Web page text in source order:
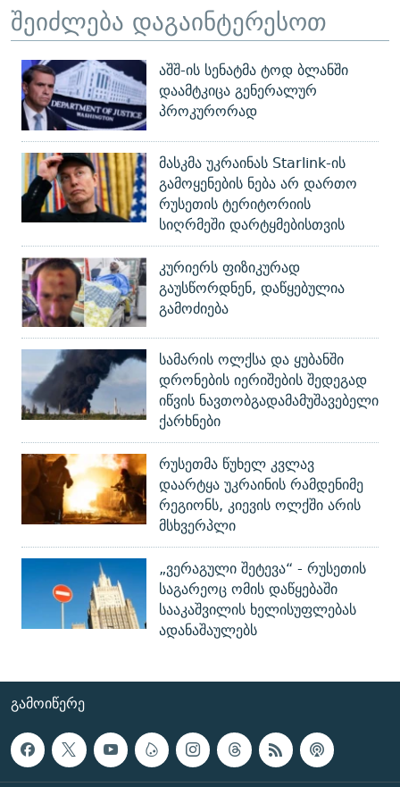
შეიძლება დაგაინტერესოთ
აშშ-ის სენატმა ტოდ ბლანში
დაამტკიცა გენერალურ
პროკურორად
მასკმა უკრაინას Starlink-ის
გამოყენების ნება არ დართო
რუსეთის ტერიტორიის
სიღრმეში დარტყმებისთვის
კურიერს ფიზიკურად
გაუსწორდნენ, დაწყებულია
გამოძიება
სამარის ოლქსა და ყუბანში
დრონების იერიშების შედეგად
იწვის ნავთობგადამამუშავებელი
ქარხნები
რუსეთმა წუხელ კვლავ
დაარტყა უკრაინის რამდენიმე
რეგიონს, კიევის ოლქში არის
მსხვერპლი
„ვერაგული შეტევა“ - რუსეთის
საგარეოც ომის დაწყებაში
სააკაშვილის ხელისუფლებას
ადანაშაულებს
ᲒᲐᲛᲝᲘᲬᲔᲠᲔ